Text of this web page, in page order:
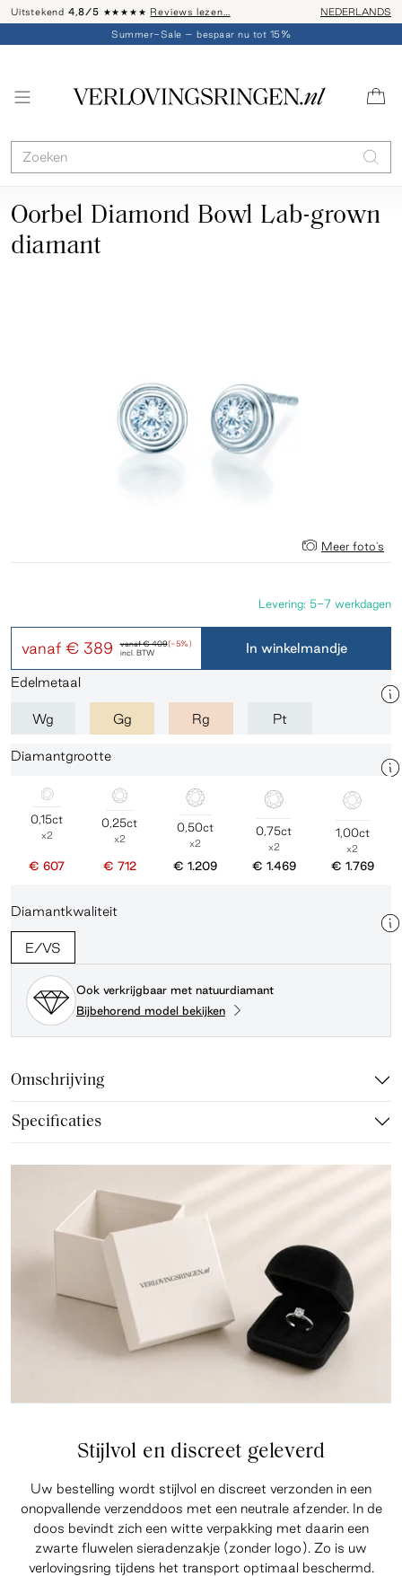
Uitstekend 4,8/5 ★★★★★ Reviews lezen… Advies: 020 -
NEDERLANDS
Summer-Sale – bespaar nu tot 15%
Oorbel Diamond Bowl Lab-grown
diamant
Meer foto's
vanaf€ 409(-5%)
vanaf € 389 incl. BTW
Levering: 5-7 werkdagen
In winkelmandje
Edelmetaal
Wg Gg Rg Pt
Diamantgrootte
0,15ct
x2
€ 607
0,25ct
x2
€ 712
0,50ct
x2
€ 1.209
0,75ct
x2
€ 1.469
1,00ct
x2
€ 1.769
Diamantkwaliteit
E/VS
Ook verkrijgbaar met natuurdiamant
Bijbehorend model bekijken
Omschrijving
Specificaties
Stijlvol en discreet geleverd
Uw bestelling wordt stijlvol en discreet verzonden in een
onopvallende verzenddoos met een neutrale afzender. In de
doos bevindt zich een witte verpakking met daarin een
zwarte fluwelen sieradenzakje (zonder logo). Zo is uw
verlovingsring tijdens het transport optimaal beschermd.